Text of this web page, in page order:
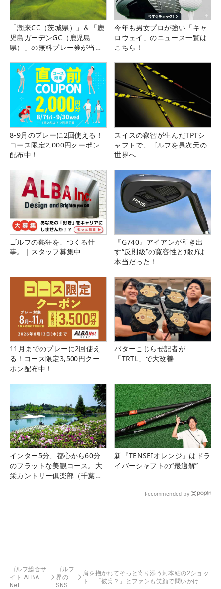
「潮来CC（茨城県）」＆「鹿
児島ガーデンGC（鹿児島
県）」の無料プレー券が当た
今年も男女プロが強い「キャ
ロウェイ」のニュース一覧は
こちら！
8-9月のプレーに2回使える！
コース限定2,000円クーポン
配布中！
スイスの叡智が生んだTPTシ
ャフトで、ゴルフを異次元の
世界へ
ゴルフの熱狂を、つくる仕
事。｜スタッフ募集中
『G740』アイアンが引き出
す“反則級”の寛容性と飛びは
本当だった！
11月までのプレーに2回使え
る！コース限定3,500円クー
ポン配布中！
パターこじらせ記者が
「TRTL」で大改善
インター5分、都心から60分
のフラットな美観コース。大
栄カントリー俱楽部（千葉
新『TENSEIオレンジ』はドラ
イバーシャフトの“最適解”
Recommended by
ゴルフ総合サ
イト ALBA
Net
ゴルフ
界の
SNS
肩を抱かれてそっと寄り添う河本結の2ショッ
ト 「彼氏？」とファンも笑顔で問いかけ